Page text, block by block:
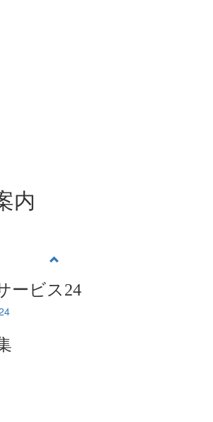
内
ービス24